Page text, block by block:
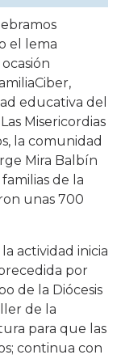
el lema
educativa del
Misericordias
la comunidad
Mira Balbín
de la
unas 700
actividad inicia
por
de la Diócesis
de la
para que las
continua con